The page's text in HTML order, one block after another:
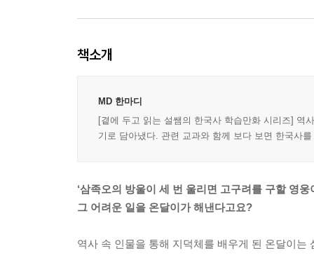
책소개
MD 한마디
[곁에 두고 읽는 설쌤의 한국사 학습만화 시리즈] 역
기로 담아냈다. 관련 교과와 함께 보다 보면 한국사
‘삼족오의 방울이 세 번 울리면 고구려를 구할 영웅
그 어려운 일을 온달이가 해낸다고요?
역사 속 인물을 통해 지덕체를 배우게 된 온달이